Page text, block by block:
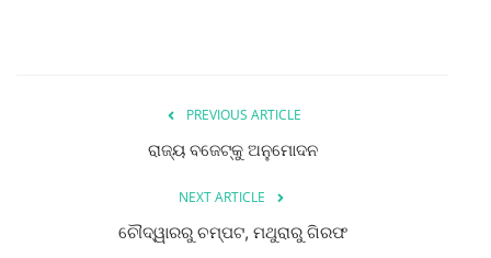
PREVIOUS ARTICLE
ରାଜ୍ୟ ବଜେଟ୍‌କୁ ଅନୁମୋଦନ
NEXT ARTICLE
ଚୌଦ୍ୱାରରୁ ଚମ୍ପଟ, ମଥୁରାରୁ ଗିରଫ